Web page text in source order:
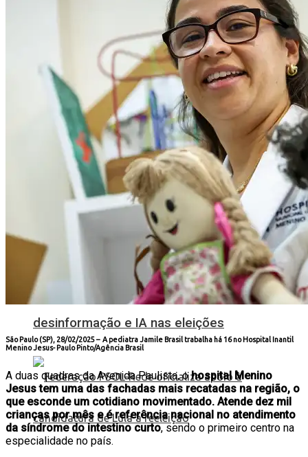
União Bairro Atlântico conquista o título da
Taça Erechim de Futsal – 3ª Divisão
Educação
TSE cria conselho para monitorar
desinformação e IA nas eleições
São Paulo (SP), 28/02/2025 – A pediatra Jamile Brasil trabalha há 16 no Hospital Inantil
Menino Jesus- Paulo Pinto/Agência Brasil
A duas quadras da Avenida Paulista, ohospital Menino
Jesus tem uma das fachadas mais recatadas na região, o
que esconde um cotidiano movimentado. Atende dez mil
crianças por mês e é referência nacional no atendimento
da síndrome do intestino curto, sendo o primeiro centro na
especialidade no país.